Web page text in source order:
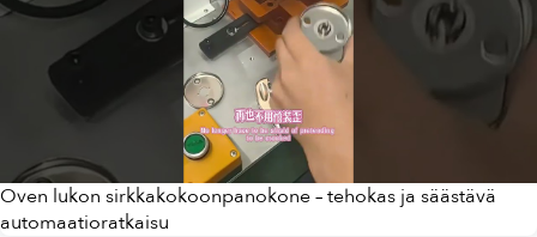
Oven lukon sirkkakokoonpanokone – tehokas ja säästävä
automaatioratkaisu